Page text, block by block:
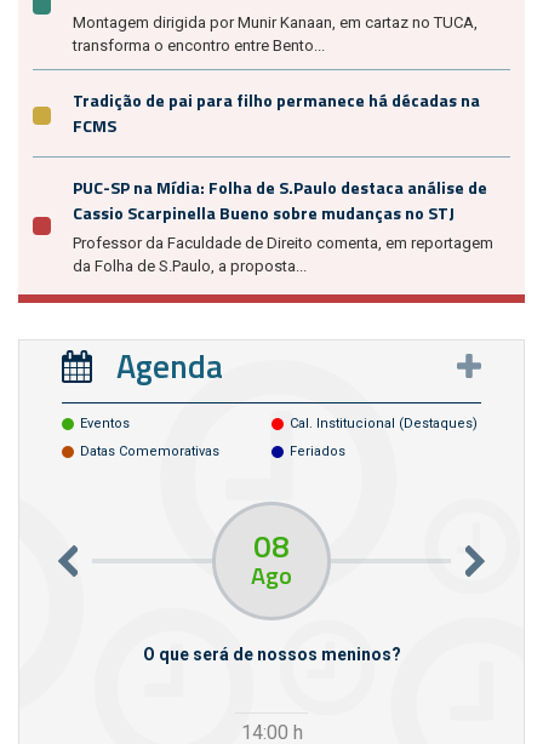
Montagem dirigida por Munir Kanaan, em cartaz no TUCA,
transforma o encontro entre Bento...
Tradição de pai para filho permanece há décadas na
FCMS
PUC-SP na Mídia: Folha de S.Paulo destaca análise de
Cassio Scarpinella Bueno sobre mudanças no STJ
Professor da Faculdade de Direito comenta, em reportagem
da Folha de S.Paulo, a proposta...
Agenda
Eventos
Cal. Institucional (destaques)
Datas Comemorativas
Feriados
08
Ago
O que será de nossos meninos?
14:00 h